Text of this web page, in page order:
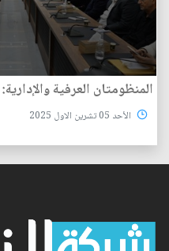
المنظومتان العرفية
الأحد 05 تشرين الاول 2025